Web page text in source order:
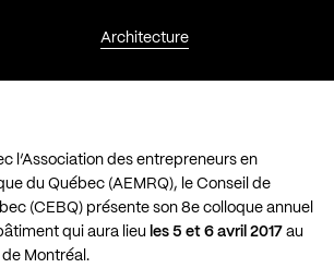
Architecture
l’Association des entrepreneurs en
du Québec (AEMRQ), le Conseil de
(CEBQ) présente son 8e colloque annuel
qui aura lieu les 5 et 6 avril 2017 au
Montréal.